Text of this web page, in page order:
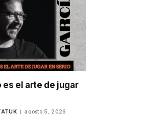
es el arte de jugar
agosto 5, 2026